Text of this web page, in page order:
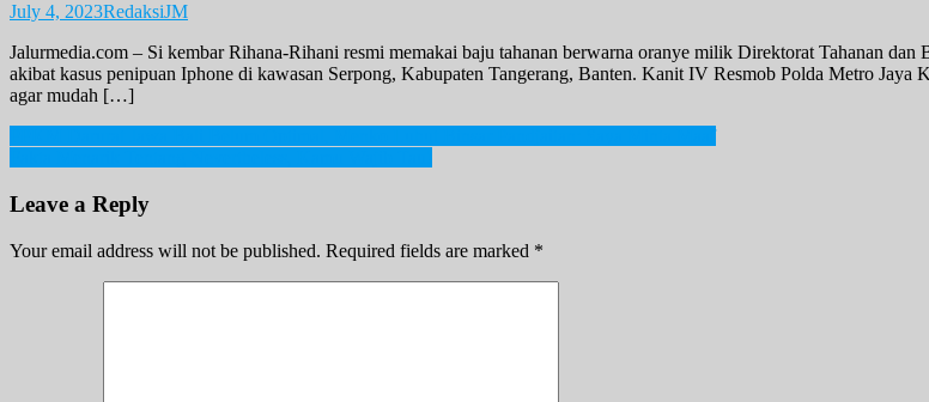
July 4, 2023RedaksiJM
Jalurmedia.com – Si kembar Rihana-Rihani resmi memakai baju tahanan berwarna oranye milik Direktorat Tahanan
akibat kasus penipuan Iphone di kawasan Serpong, Kabupaten Tangerang, Banten. Kanit IV Resmob Polda Metro Jaya
agar mudah […]
Post
navigation
Leave a Reply
Your email address will not be published. Required fields are marked *